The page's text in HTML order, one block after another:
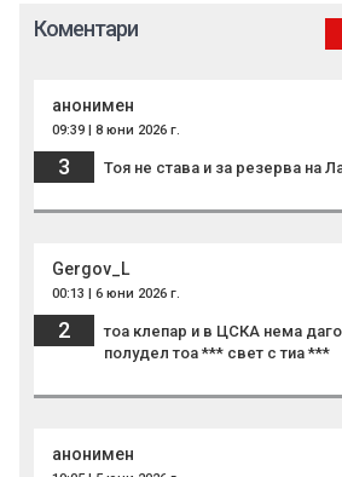
Коментари
анонимен
09:39 | 8 юни 2026 г.
3 Тоя не става и за резерва на
Gergov_L
00:13 | 6 юни 2026 г.
2
тоа клепар и в ЦСКА нема
полудел тоа *** свет с тиа ***
анонимен